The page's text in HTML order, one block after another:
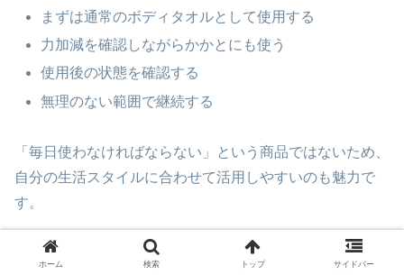
まずは通常のボディタオルとして使用する
力加減を確認しながらかかとにも使う
使用後の状態を確認する
無理のない範囲で継続する
「毎日使わなければならない」という商品ではないため、
自分の生活スタイルに合わせて活用しやすいのも魅力で
す。
忙しい日は短時間で済ませたいこともあります。
ホーム 検索 トップ サイドバー